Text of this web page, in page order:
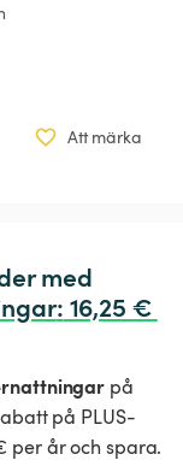
Att märka
med
: 16,25 €
på
på PLUS-
per år och spara.